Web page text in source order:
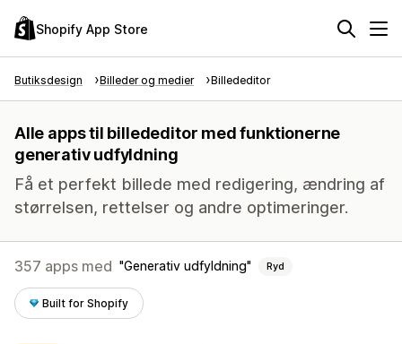
Shopify App Store
Butiksdesign Billeder og medier Billededitor
Alle apps til billededitor med funktionerne
generativ udfyldning
Få et perfekt billede med redigering, ændring af
størrelsen, rettelser og andre optimeringer.
357 apps med Generativ udfyldning Ryd
Built for Shopify